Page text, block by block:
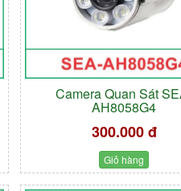
Camera Quan Sát
AH8058G4
300.000 đ
Giỏ hàng